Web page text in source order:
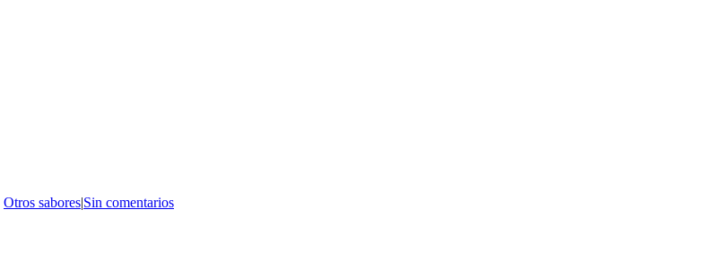
Otros sabores|Sin comentarios